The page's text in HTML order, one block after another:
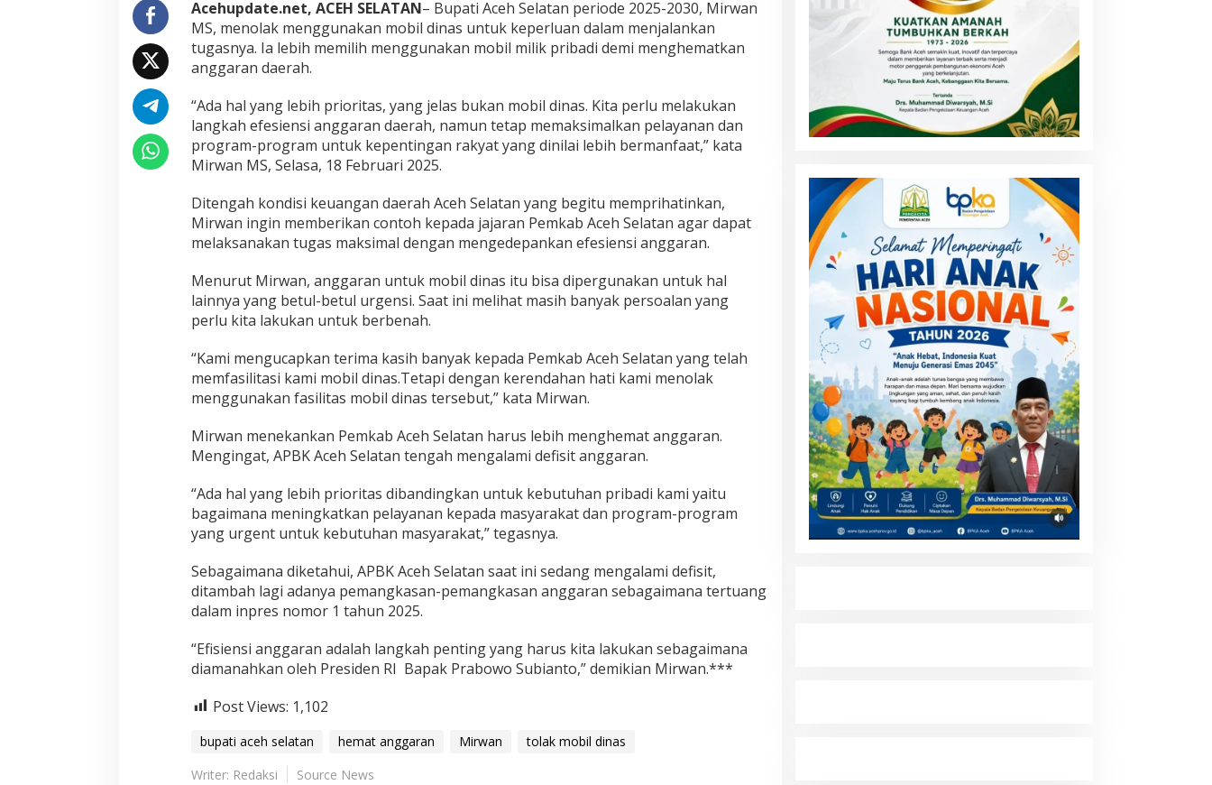
i
a
s
Acehupdate.net, ACEH SELATAN– Bupati Aceh Selatan periode 2025-2030, Mirwan
MS, menolak menggunakan mobil dinas untuk keperluan dalam menjalankan
tugasnya. Ia lebih memilih menggunakan mobil milik pribadi demi menghematkan
anggaran daerah.
“Ada hal yang lebih prioritas, yang jelas bukan mobil dinas. Kita perlu melakukan
langkah efesiensi anggaran daerah, namun tetap memaksimalkan pelayanan dan
program-program untuk kepentingan rakyat yang dinilai lebih bermanfaat,” kata
Mirwan MS, Selasa, 18 Februari 2025.
Ditengah kondisi keuangan daerah Aceh Selatan yang begitu memprihatinkan,
Mirwan ingin memberikan contoh kepada jajaran Pemkab Aceh Selatan agar dapat
melaksanakan tugas maksimal dengan mengedepankan efesiensi anggaran.
Menurut Mirwan, anggaran untuk mobil dinas itu bisa dipergunakan untuk hal
lainnya yang betul-betul urgensi. Saat ini melihat masih banyak persoalan yang
perlu kita lakukan untuk berbenah.
“Kami mengucapkan terima kasih banyak kepada Pemkab Aceh Selatan yang telah
memfasilitasi kami mobil dinas.Tetapi dengan kerendahan hati kami menolak
menggunakan fasilitas mobil dinas tersebut,” kata Mirwan.
Mirwan menekankan Pemkab Aceh Selatan harus lebih menghemat anggaran.
Mengingat, APBK Aceh Selatan tengah mengalami defisit anggaran.
“Ada hal yang lebih prioritas dibandingkan untuk kebutuhan pribadi kami yaitu
bagaimana meningkatkan pelayanan kepada masyarakat dan program-program
yang urgent untuk kebutuhan masyarakat,” tegasnya.
Sebagaimana diketahui, APBK Aceh Selatan saat ini sedang mengalami defisit,
ditambah lagi adanya pemangkasan-pemangkasan anggaran sebagaimana tertuang
dalam inpres nomor 1 tahun 2025.
“Efisiensi anggaran adalah langkah penting yang harus kita lakukan sebagaimana
diamanahkan oleh Presiden RI Bapak Prabowo Subianto,” demikian Mirwan.***
Post Views: 1,102
bupati aceh selatan hemat anggaran Mirwan
tolak mobil dinas
Writer: Redaksi
Source News